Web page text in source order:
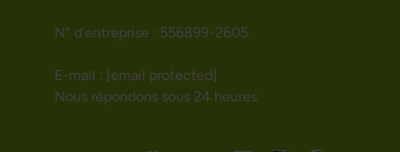
N° d’entreprise : 556899-2605
E-mail : [email protected]
Nous répondons sous 24 heures